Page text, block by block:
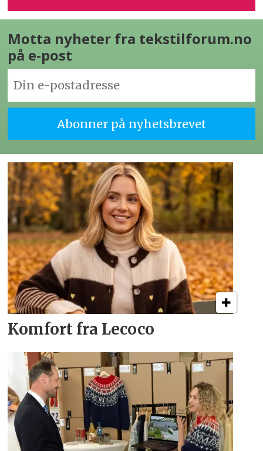
Motta nyheter fra tekstilforum.no
på e-post
Komfort fra Lecoco